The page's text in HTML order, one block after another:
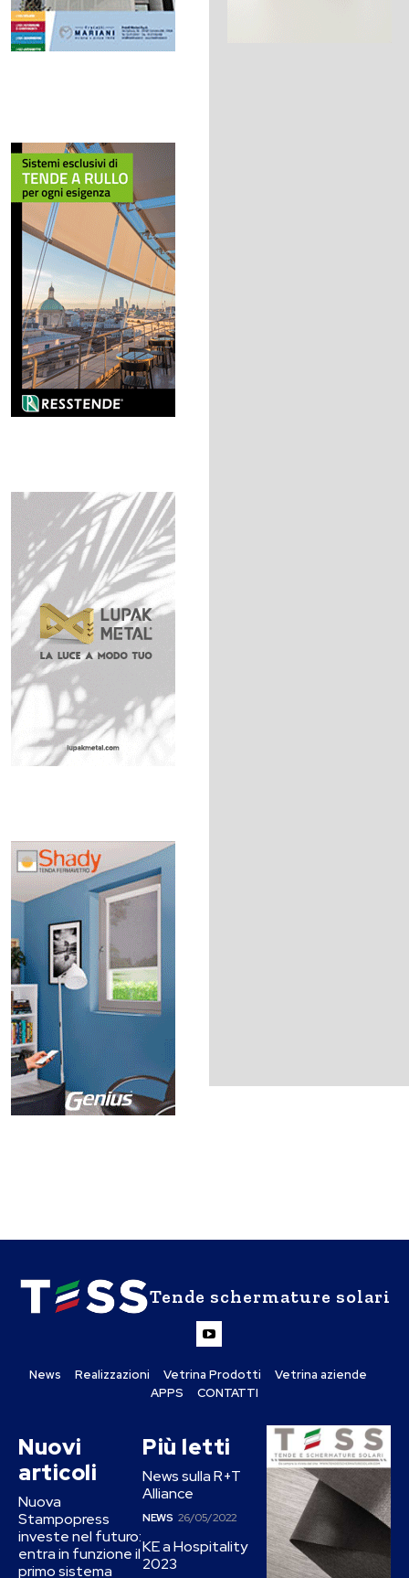
Tende schermature solari
News Realizzazioni Vetrina Prodotti
Vetrina aziende
APPS
CONTATTI
Nuovi
articoli
Nuova
Stampopress
investe nel futuro:
entra in funzione il
primo sistema
Più letti
News sulla R+T
Alliance
NEWS 26/05/2022
KE a Hospitality
2023